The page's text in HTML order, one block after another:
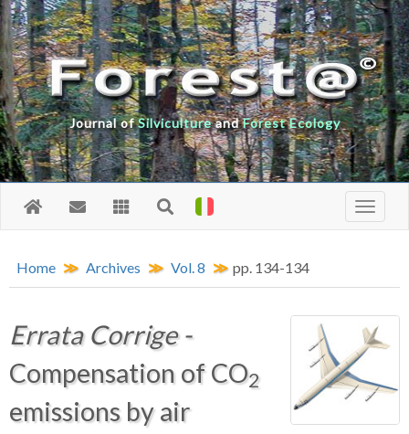
Journal ofSilvicultureandForest Ecology
Home Archives Vol. 8 pp. 134-134
Errata Corrige -
Compensation of CO2
emissions by air